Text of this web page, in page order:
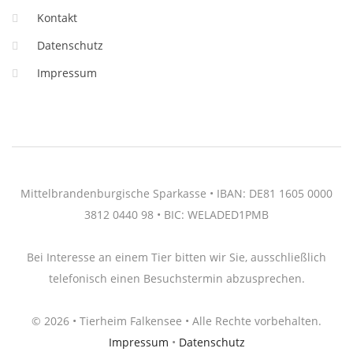
Kontakt
Datenschutz
Impressum
Mittelbrandenburgische Sparkasse • IBAN: DE81 1605 0000
3812 0440 98 • BIC: WELADED1PMB
Bei Interesse an einem Tier bitten wir Sie, ausschließlich
telefonisch einen Besuchstermin abzusprechen.
© 2026 • Tierheim Falkensee • Alle Rechte vorbehalten.
Impressum • Datenschutz